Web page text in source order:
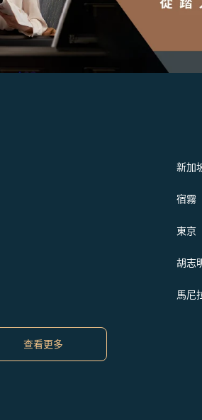
新加
宿霧
東京
胡志
馬尼
查看更多